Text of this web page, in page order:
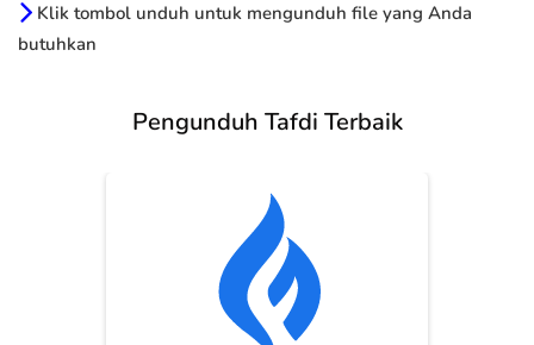
Klik tombol unduh untuk mengunduh file yang Anda
butuhkan
Pengunduh Tafdi Terbaik